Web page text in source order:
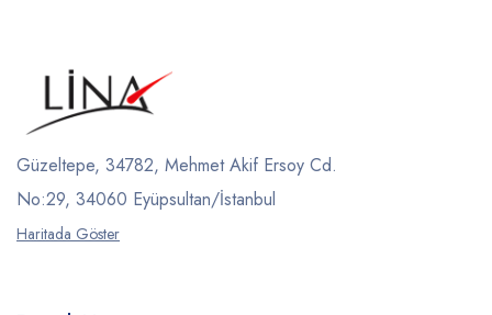
Güzeltepe, 34782, Mehmet Akif Ersoy Cd.
No:29, 34060 Eyüpsultan/İstanbul
Haritada Göster